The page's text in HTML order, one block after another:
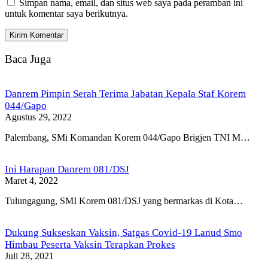
Simpan nama, email, dan situs web saya pada peramban ini
untuk komentar saya berikutnya.
Baca Juga
Danrem Pimpin Serah Terima Jabatan Kepala Staf Korem
044/Gapo
Agustus 29, 2022
Palembang, SMi Komandan Korem 044/Gapo Brigjen TNI M…
Ini Harapan Danrem 081/DSJ
Maret 4, 2022
Tulungagung, SMI Korem 081/DSJ yang bermarkas di Kota…
Dukung Sukseskan Vaksin, Satgas Covid-19 Lanud Smo
Himbau Peserta Vaksin Terapkan Prokes
Juli 28, 2021